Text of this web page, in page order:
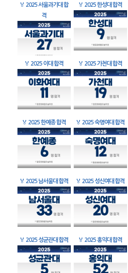
🏅 2025 서울과기대 합
격
🏅 2025 한성대 합격
🏅 2025 이대 합격 🏅 2025 가천대 합격
🏅 2025 한예종 합격 🏅 2025 숙명여대 합격
🏅 2025 남서울대 합격 🏅 2025 성신여대 합격
🏅 2025 성균관대 합격 🏅 2025 홍익대 합격